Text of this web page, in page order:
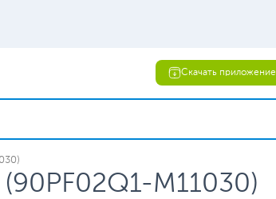
Скачать приложение
M11030)